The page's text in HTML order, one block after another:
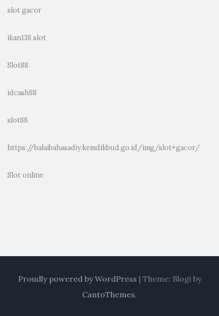
slot gacor
ikan138 slot
Slot88
idcash88
slot88
https://balaibahasadiy.kemdikbud.go.id/img/slot+gacor/
Slot online
Proudly powered by WordPress | Theme: Blogi by
CantoThemes.